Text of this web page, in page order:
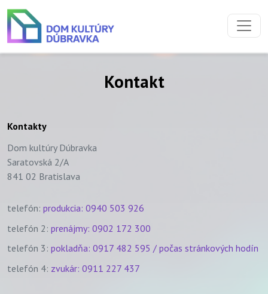
Preskočiť na obsah
Preskočiť na hlavné menu
Kontakt
Kontakty
Dom kultúry Dúbravka
Saratovská 2/A
841 02 Bratislava
telefón: produkcia: 0940 503 926
telefón 2: prenájmy: 0902 172 300
telefón 3: pokladňa: 0917 482 595 / počas stránkových hodín
telefón 4: zvukár: 0911 227 437